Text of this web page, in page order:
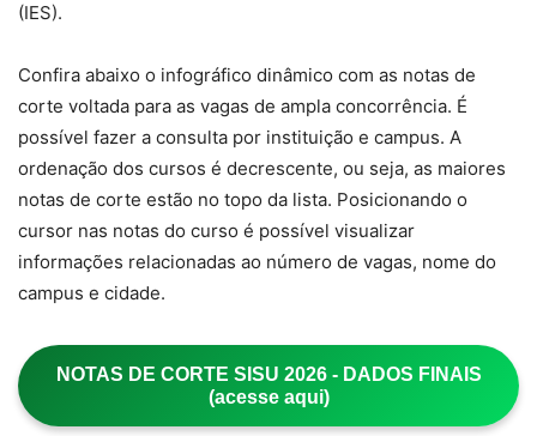
(IES).
Confira abaixo o infográfico dinâmico com as notas de
corte voltada para as vagas de ampla concorrência. É
possível fazer a consulta por instituição e campus. A
ordenação dos cursos é decrescente, ou seja, as maiores
notas de corte estão no topo da lista. Posicionando o
cursor nas notas do curso é possível visualizar
informações relacionadas ao número de vagas, nome do
campus e cidade.
NOTAS DE CORTE SISU 2026 - DADOS FINAIS
(acesse aqui)